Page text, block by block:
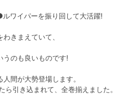
ワイパーを振り回して大活躍!
きまえていて、
うのも良いものです!
間が大勢登場します。
ら引き込まれて、全巻揃えました。